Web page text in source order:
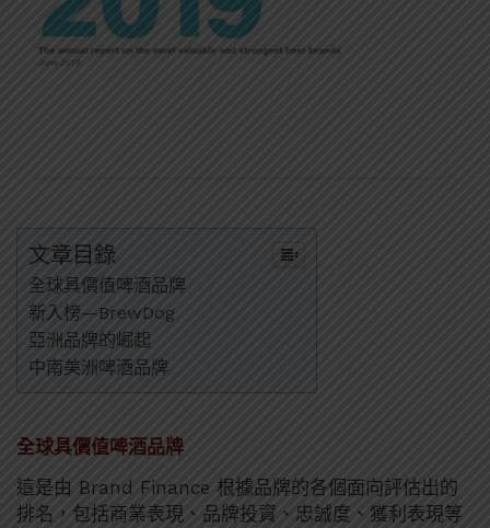
文章目錄
全球具價值啤酒品牌
新入榜—BrewDog
亞洲品牌的崛起
中南美洲啤酒品牌
全球具價值啤酒品牌
這是由 Brand Finance 根據品牌的各個面向評估出的
排名，包括商業表現、品牌投資、忠誠度、獲利表現等